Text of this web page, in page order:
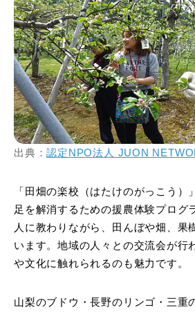
出典：認定NPO法人 JUON
「田畑の楽校（はたけのがっこう）
足を解消するための援農体験プログ
人に教わりながら、田んぼや畑、果
います。地域の人々との交流会が行
や文化に触れられるのも魅力です。
山梨のブドウ・長野のリンゴ・三重